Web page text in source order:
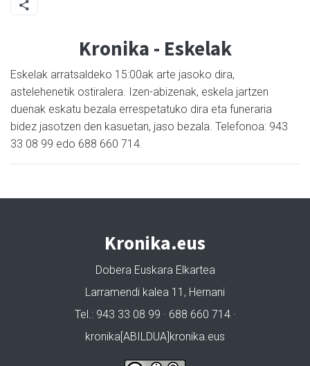
Kronika - Eskelak
Eskelak arratsaldeko 15:00ak arte jasoko dira,
astelehenetik ostiralera. Izen-abizenak, eskela jartzen
duenak eskatu bezala errespetatuko dira eta funeraria
bidez jasotzen den kasuetan, jaso bezala. Telefonoa: 943
33 08 99 edo 688 660 714.
Kronika.eus
Dobera Euskara Elkartea
Larramendi kalea 11, Hernani
Tel.: 943 33 08 99 · 688 660 714 ·
kronika[ABILDUA]kronika.eus